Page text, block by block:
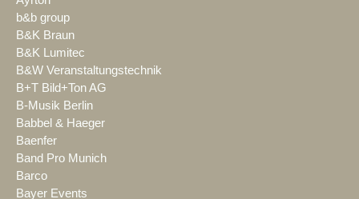
b&b group
B&K Braun
B&K Lumitec
B&W Veranstaltungstechnik
B+T Bild+Ton AG
B-Musik Berlin
Babbel & Haeger
Baenfer
Band Pro Munich
Barco
Bayer Events